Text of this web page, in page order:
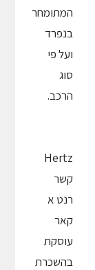
המתומחר
בנפרד
ועל פי
סוג
הרכב.
Hertz
קשר
רנט א
קאר
עוסקת
בהשכרת